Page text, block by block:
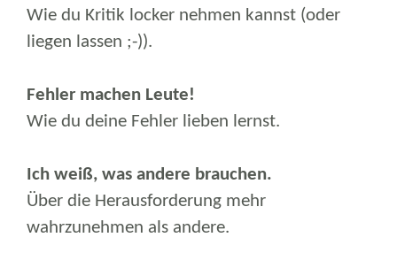
Wie du Kritik locker nehmen kannst (oder
liegen lassen ;-)).
Fehler machen Leute!
Wie du deine Fehler lieben lernst.
Ich weiß, was andere brauchen.
Über die Herausforderung mehr
wahrzunehmen als andere.